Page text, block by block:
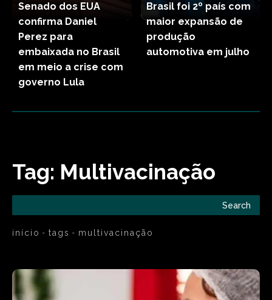
Senado dos EUA
confirma Daniel
Perez para
embaixada no Brasil
em meio a crise com
governo Lula
Brasil foi 2º país com
maior expansão de
produção
automotiva em julho
Tag: Multivacinação
Search
início tags multivacinação